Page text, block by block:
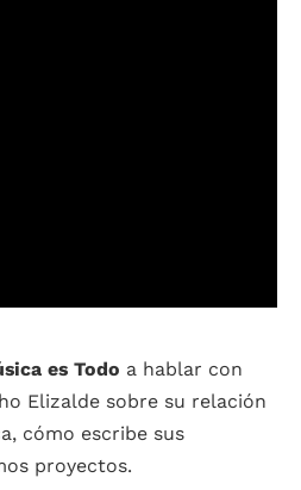
es Todo a hablar con
Elizalde sobre su relación
cómo escribe sus
proyectos.